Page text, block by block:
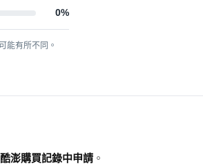
0%
能有所不同。
澎購買記錄中申請 。